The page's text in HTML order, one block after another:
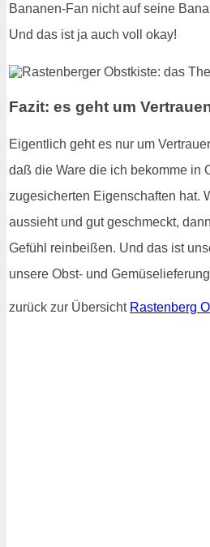
Bananen-Fan nicht auf seine
Und das ist ja auch voll okay!
Fazit: es geht um
Eigentlich geht es nur um
daß die Ware die ich bekomme in
zugesicherten Eigenschaften hat.
aussieht und gut geschmeckt,
Gefühl reinbeißen. Und das ist
unsere Obst- und
zurück zur Übersicht Rastenberg